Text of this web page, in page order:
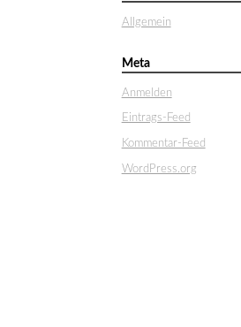
Allgemein
Meta
Anmelden
Eintrags-Feed
Kommentar-Feed
WordPress.org